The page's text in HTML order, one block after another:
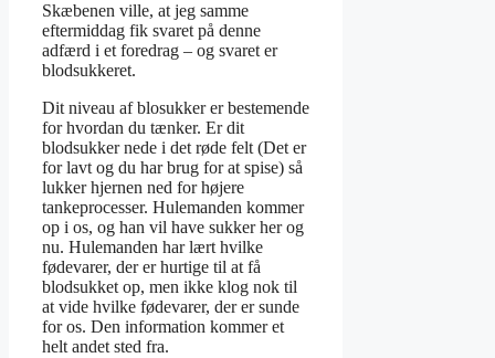
Skæbenen ville, at jeg samme
eftermiddag fik svaret på denne
adfærd i et foredrag – og svaret er
blodsukkeret.
Dit niveau af blosukker er bestemende
for hvordan du tænker. Er dit
blodsukker nede i det røde felt (Det er
for lavt og du har brug for at spise) så
lukker hjernen ned for højere
tankeprocesser. Hulemanden kommer
op i os, og han vil have sukker her og
nu. Hulemanden har lært hvilke
fødevarer, der er hurtige til at få
blodsukket op, men ikke klog nok til
at vide hvilke fødevarer, der er sunde
for os. Den information kommer et
helt andet sted fra.